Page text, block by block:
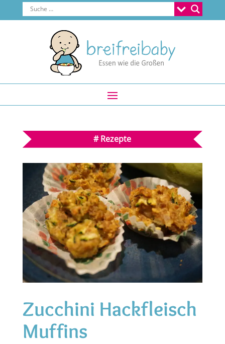
#Rezepte
Zucchini Hackfleisch
Muffins